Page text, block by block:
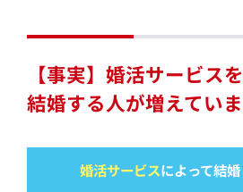
【事実】婚活サービス
結婚する人が増えてい
婚活サービスによって結